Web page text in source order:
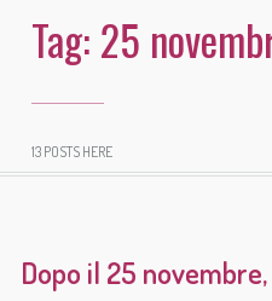
Tag:25
13 POSTS HERE
Dopo il 25 novembre,